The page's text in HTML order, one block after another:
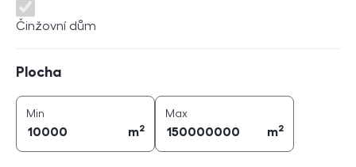
Činžovní dům
Plocha
Min
m2
Maxplocha (
m2